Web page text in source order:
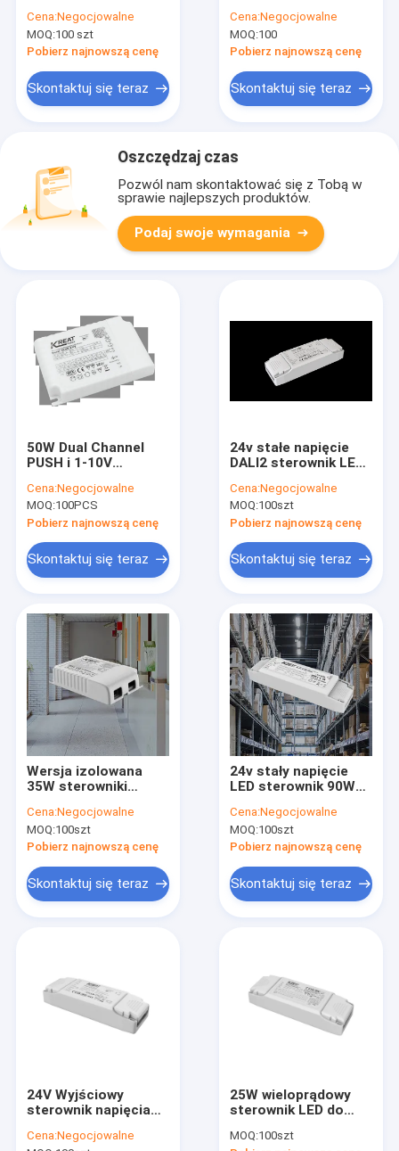
Pokaz VR
Push DIM
Cena:Negocjowalne
MOQ:100 szt
Pobierz najnowszą cenę
Skontaktuj się teraz
wyjściowy 200mA lub
300mA lub 500mA
Cena:Negocjowalne
MOQ:100
Pobierz najnowszą cenę
Skontaktuj się teraz
Oszczędzaj czas
Pozwól nam skontaktować się z Tobą w
sprawie najlepszych produktów.
Podaj swoje wymagania
50W Dual Channel
PUSH i 1-10V
sterownik LED dla
światła podświetlenia
LED
Cena:Negocjowalne
MOQ:100PCS
Pobierz najnowszą cenę
Skontaktuj się teraz
24v stałe napięcie
DALI2 sterownik LED
temperatury barwy
Cena:Negocjowalne
MOQ:100szt
Pobierz najnowszą cenę
Skontaktuj się teraz
Wersja izolowana
35W sterowniki
& PUSH dimming
Cena:Negocjowalne
MOQ:100szt
Pobierz najnowszą cenę
Skontaktuj się teraz
24v stały napięcie
LED sterownik 90W
240Vac 50Hz/60Hz
Cena:Negocjowalne
MOQ:100szt
Pobierz najnowszą cenę
Skontaktuj się teraz
24V Wyjściowy
sterownik napięcia
mocy i napięcia 40W
Cena:Negocjowalne
25W wieloprądowy
sterownik LED do
LED
MOQ:100szt